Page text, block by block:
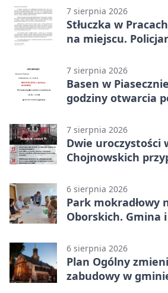
7 sierpnia 2026
Stłuczka w
na miejscu.
7 sierpnia 2026
Basen w
godziny otwarcia
7 sierpnia 2026
Dwie uroczystości
Chojnowskich
6 sierpnia 2026
Park mokradłowy
Oborskich. Gmina
6 sierpnia 2026
Plan Ogólny
zabudowy w